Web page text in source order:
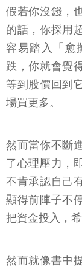
假若你沒錢，
的話，你採用
容易踏入「愈
跌，你就會覺
等到股價回到
場買更多。
然而當你不斷
了心理壓力，
不肯承認自己
顯得前陣子不
把資金投入，
然而就像書中